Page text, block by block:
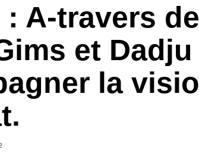
: A-travers
et
la